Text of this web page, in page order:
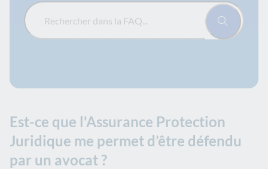
Rechercher dans la FAQ...
Est-ce que l'Assurance Protection
Juridique me permet d’être défendu
par un avocat ?